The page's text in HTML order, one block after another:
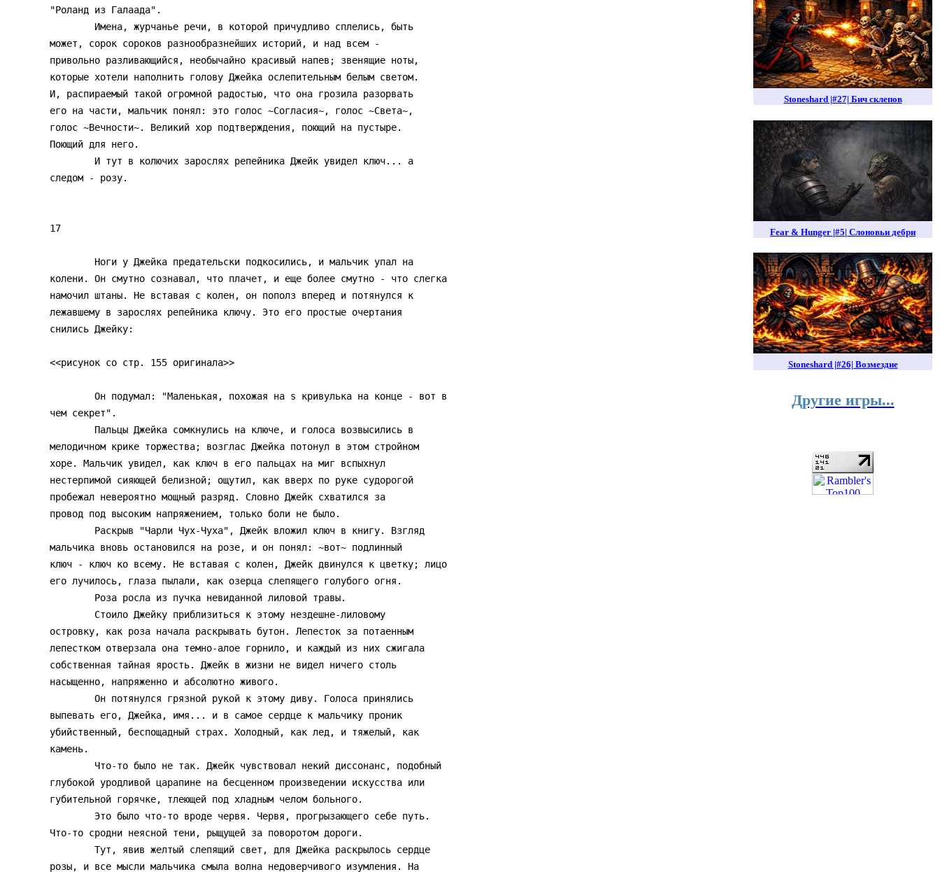
Stoneshard |#27| Бич склепов
Fear & Hunger |#5| Слоновьи дебри
Stoneshard |#26| Возмездие
Другие игры...